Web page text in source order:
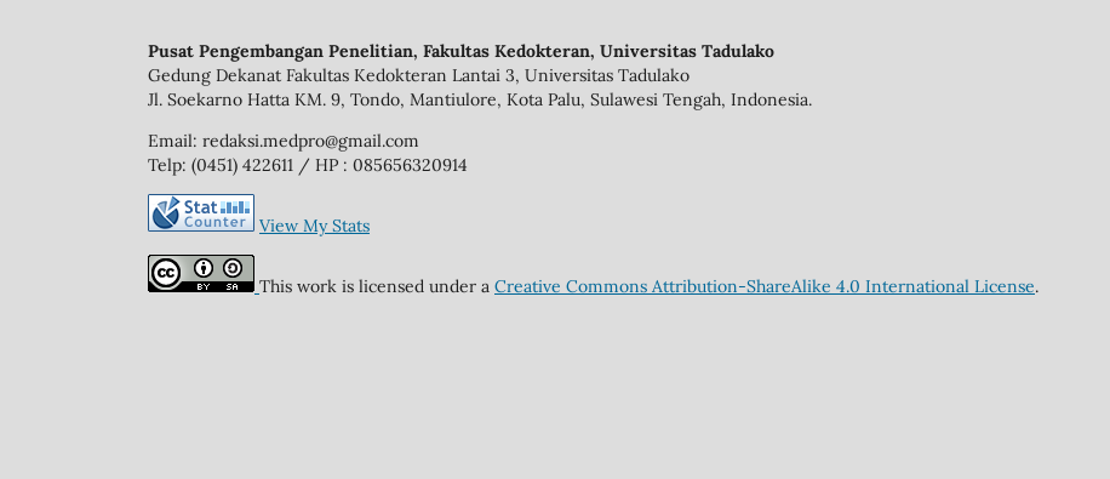
Pusat Pengembangan Penelitian, Fakultas Kedokteran, Universitas Tadulako
Gedung Dekanat Fakultas Kedokteran Lantai 3, Universitas Tadulako
Jl. Soekarno Hatta KM. 9, Tondo, Mantiulore, Kota Palu, Sulawesi Tengah, Indonesia.
Email: redaksi.medpro@gmail.com
Telp: (0451) 422611 / HP : 085656320914
View My Stats
This work is licensed under a Creative Commons Attribution-ShareAlike 4.0 International License.